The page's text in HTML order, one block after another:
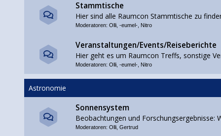
Stammtische
Hier sind alle Raumcon Stammtische zu
Moderatoren: Olli, -eumel-, Nitro
Veranstaltungen/Events/Reiseberichte
Hier geht es um Raumcon Treffs, sonstige
Moderatoren: Olli, -eumel-, Nitro
Astronomie
Sonnensystem
Beobachtungen und Forschungsergebnisse:
Moderatoren: Olli, Gertrud